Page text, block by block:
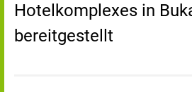
Hotelkomplexes in
bereitgestellt